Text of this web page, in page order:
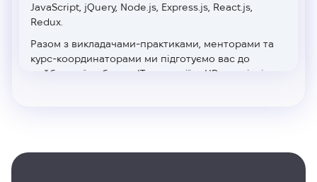
JavaScript, jQuery, Node.js, Express.js, React.js,
Redux.
Разом з викладачами-практиками, менторами та
курс-координаторами ми підготуємо вас до
майбутньої роботи в IT-компанії, а HR-спеціаліст
Цей курс підійде: